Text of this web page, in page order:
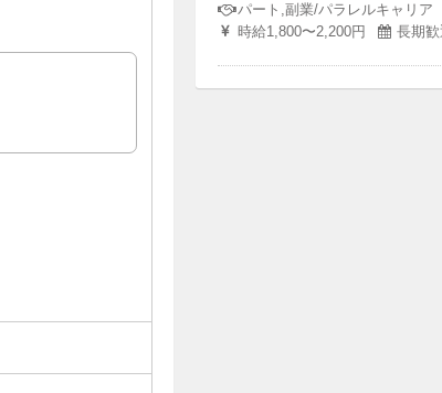
パート,副業/パラレルキャリア
時給1,800〜2,200円
長期歓